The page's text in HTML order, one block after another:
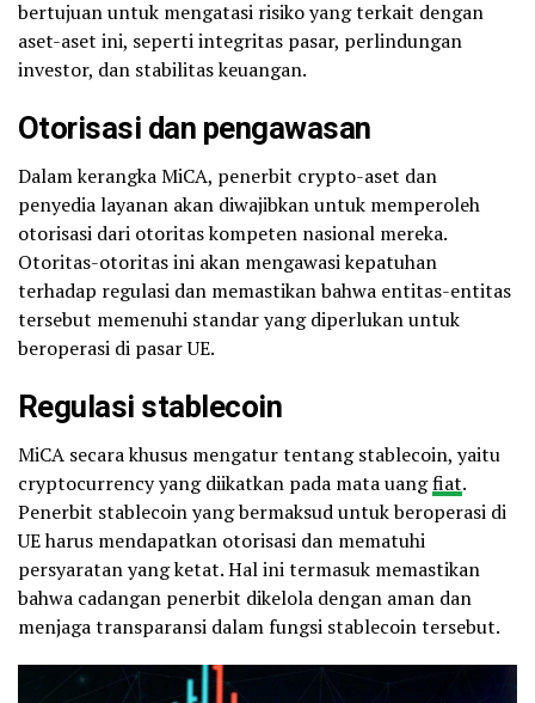
bertujuan untuk mengatasi risiko yang terkait dengan
aset-aset ini, seperti integritas pasar, perlindungan
investor, dan stabilitas keuangan.
Otorisasi dan pengawasan
Dalam kerangka MiCA, penerbit crypto-aset dan
penyedia layanan akan diwajibkan untuk memperoleh
otorisasi dari otoritas kompeten nasional mereka.
Otoritas-otoritas ini akan mengawasi kepatuhan
terhadap regulasi dan memastikan bahwa entitas-entitas
tersebut memenuhi standar yang diperlukan untuk
beroperasi di pasar UE.
Regulasi stablecoin
MiCA secara khusus mengatur tentang stablecoin, yaitu
cryptocurrency yang diikatkan pada mata uangfiat.
Penerbit stablecoin yang bermaksud untuk beroperasi di
UE harus mendapatkan otorisasi dan mematuhi
persyaratan yang ketat. Hal ini termasuk memastikan
bahwa cadangan penerbit dikelola dengan aman dan
menjaga transparansi dalam fungsi stablecoin tersebut.